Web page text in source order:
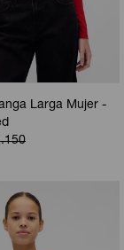
Larga Mujer -